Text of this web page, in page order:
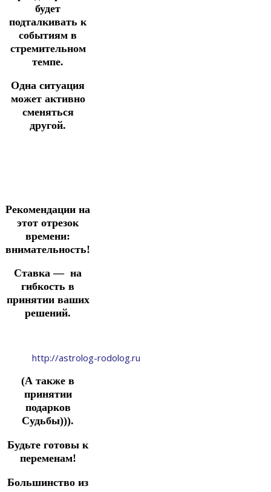
будет
подталкивать к
событиям в
стремительном
темпе.
Одна ситуация
может активно
сменяться
другой.
Рекомендации на
этот отрезок
времени:
внимательность!
Ставка — на
гибкость в
принятии ваших
решений.
http://astrolog-rodolog.ru
(А также в
принятии
подарков
Судьбы))).
Будьте готовы к
переменам!
Большинство из